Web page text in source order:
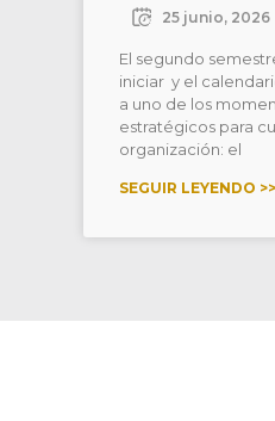
25 junio, 2026
El segundo
iniciar y el
a uno de los
estratégicos para
organización: el
SEGUIR LEYENDO >>